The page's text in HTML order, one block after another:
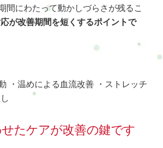
間にわたって動かしづらさが残るこ
が改善期間を短くするポイントで
・温めによる血流改善 ・ストレッチ
たケアが改善の鍵です